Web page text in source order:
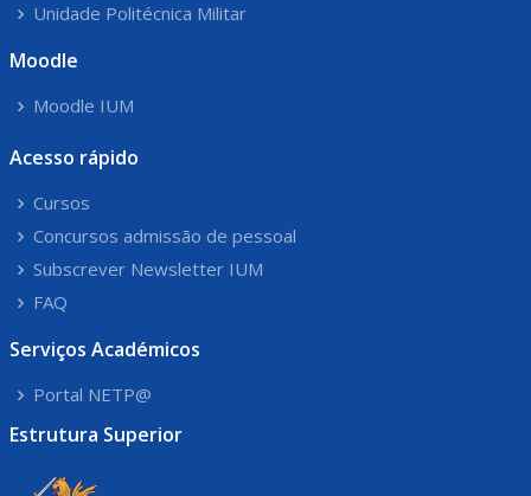
Unidade Politécnica Militar
Moodle
Moodle IUM
Acesso rápido
Cursos
Concursos admissão de pessoal
Subscrever Newsletter IUM
FAQ
Serviços Académicos
Portal NETP@
Estrutura Superior